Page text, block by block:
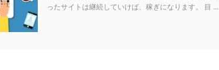
ったサイトは継続していけば、稼ぎになります。 目 ...